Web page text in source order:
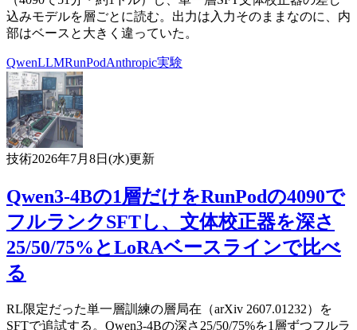
込みモデルを層ごとに読む。出力は入力そのままなのに、内
部はベースと大きく違っていた。
QwenLLMRunPodAnthropic実験
技術2026年7月8日(水)更新
Qwen3-4Bの1層だけをRunPodの4090で
フルランクSFTし、文体校正器を深さ
25/50/75%とLoRAベースラインで比べ
る
RL限定だった単一層訓練の層局在（arXiv 2607.01232）を
SFTで追試する。Qwen3-4Bの深さ25/50/75%を1層ずつフルラ